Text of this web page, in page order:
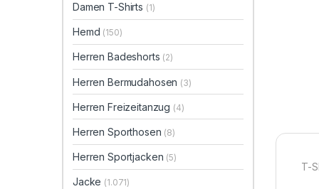
T-
Damen T-Shirts (1)
Hemd (150)
Herren Badeshorts (2)
Herren Bermudahosen (3)
Herren Freizeitanzug (4)
Herren Sporthosen (8)
Herren Sportjacken (5)
Jacke (1.071)